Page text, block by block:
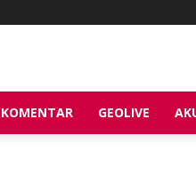
KOMENTAR GEOLIVE